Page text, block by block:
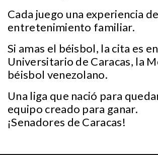
Cada juego una experiencia
entretenimiento familiar.
Si amas el béisbol, la cita es
Universitario de Caracas, la
béisbol venezolano.
Una liga que nació para
equipo creado para ganar.
¡Senadores de Caracas!